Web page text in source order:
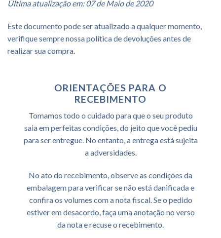
Última atualização em: 07 de Maio de 2020
Este documento pode ser atualizado a qualquer momento,
verifique sempre nossa política de devoluções antes de
realizar sua compra.
ORIENTAÇÕES PARA O
RECEBIMENTO
Tomamos todo o cuidado para que o seu produto
saia em perfeitas condições, do jeito que você pediu
para ser entregue. No entanto, a entrega está sujeita
a adversidades.
No ato do recebimento, observe as condições da
embalagem para verificar se não está danificada e
confira os volumes com a nota fiscal. Se o pedido
estiver em desacordo, faça uma anotação no verso
da nota e recuse o recebimento.